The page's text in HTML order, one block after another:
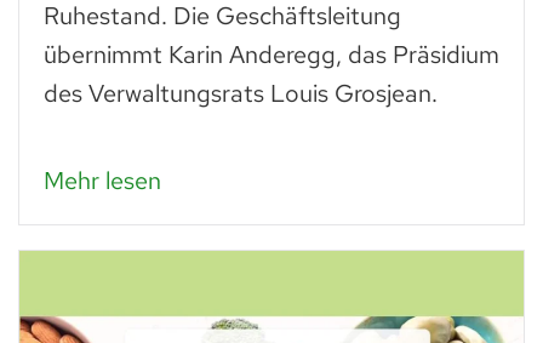
Ruhestand. Die Geschäftsleitung
übernimmt Karin Anderegg, das Präsidium
des Verwaltungsrats Louis Grosjean.
Mehr lesen